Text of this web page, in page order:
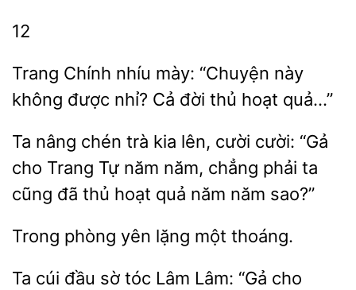
12
Trang Chính
mày: “Chuyện này
không được nhỉ? Cả
hoạt quả…”
Ta
chén trà kia lên, cười cười: “Gả
cho
Tự năm năm, chẳng phải ta
cũng đã
hoạt quả năm năm sao?”
yên một thoáng.
Ta cúi đầu sờ tóc Lâm Lâm: “Gả cho